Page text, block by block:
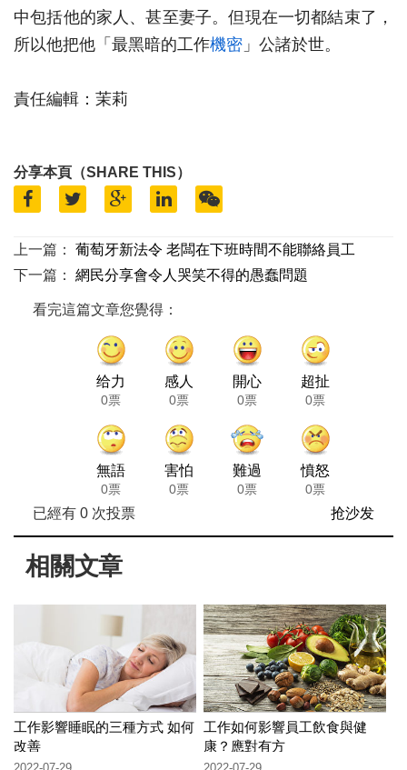
中包括他的家人、甚至妻子。但現在一切都結束了，
所以他把他「最黑暗的工作機密 」公諸於世。
責任編輯：茉莉
分享本頁（SHARE THIS）
上一篇：
葡萄牙新法令 老闆在下班時間不能聯絡員工
下一篇：
網民分享會令人哭笑不得的愚蠢問題
看完這篇文章您覺得：
给力
0票
感人
0票
開心
0票
超扯
0票
無語
0票
害怕
0票
難過
0票
憤怒
0票
已經有 0次投票 抢沙发
相關文章
工作影響睡眠的三種方式 如何
改善
工作如何影響員工飲食與健
康？應對有方